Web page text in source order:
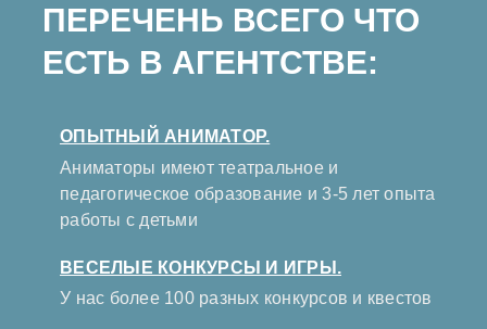
ПЕРЕЧЕНЬ ВСЕГО ЧТО
ЕСТЬ В АГЕНТСТВЕ:
ОПЫТНЫЙ АНИМАТОР.
Аниматоры имеют театральное и
педагогическое образование и 3-5 лет опыта
работы с детьми
ВЕСЕЛЫЕ КОНКУРСЫ И ИГРЫ.
У нас более 100 разных конкурсов и квестов